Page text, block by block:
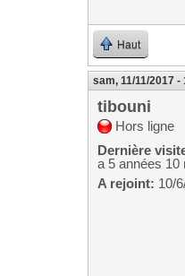
Haut
sam, 11/11/2017 -
tibouni
Hors ligne
Dernière
a 5 années 10
A rejoint: 10/